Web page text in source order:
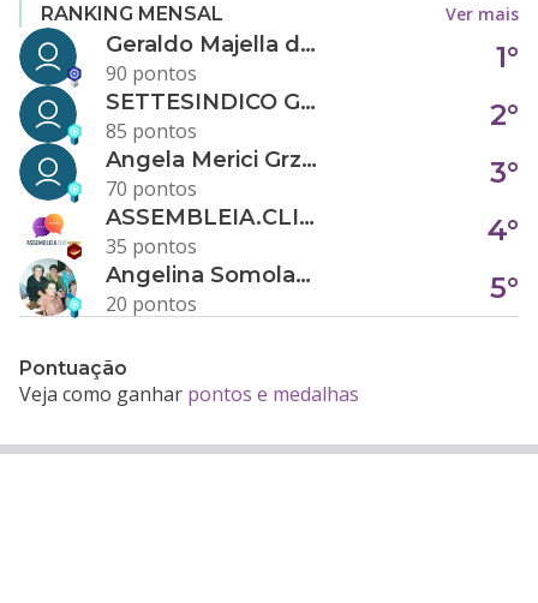
RANKING MENSAL Ver mais
Geraldo Majella da Silva
90 pontos
1°
SETTESINDICO GOVERNANÇA CONDOMINIAL
85 pontos
2°
Angela Merici Grzybowski
70 pontos
3°
ASSEMBLEIA.CLICK
35 pontos
4°
Angelina Somolanji R. Oliveira
20 pontos
5°
Pontuação
Veja como ganhar pontos e medalhas